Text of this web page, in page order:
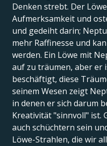
Denken strebt. Der Löwe
Aufmerksamkeit und
und gedeiht darin;
mehr Raffinesse und
werden. Ein Löwe mit
auf zu träumen, aber er
beschäftigt, diese
seinem Wesen zeigt
in denen er sich darum
Kreativität "sinnvoll" ist.
auch schüchtern sein
Löwe-Strahlen, die wir